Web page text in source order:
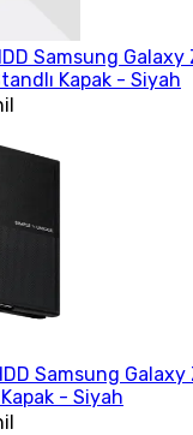
Samsung
Kapak - Siyah
Samsung
- Siyah